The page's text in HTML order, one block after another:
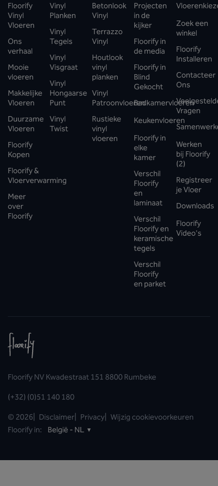
Floorify
Vinyl
Vloeren
Ons
verhaal
Mooie
vloeren
Makkelijke
Vloeren
Duurzame
Vloeren
Floorify
Kopen
Floorify &
Vloerverwarming
Meer
over
Floorify
Vinyl
Planken
Vinyl
Tegels
Vinyl
Visgraat
Vinyl
Hongaarse
Punt
Vinyl
Twist
Betonlook
Vinyl
Terrazzo
Vinyl
Houtlook
vinyl
planken
Vinyl
Patroonvloeren
Rustieke
vinyl
vloeren
Projecten
in de
kijker
Floorify in
de media
Floorify in
Blind
Gekocht
Badkamervloeren
Keukenvloeren
Floorify in
elke
kamer
Verschil
Floorify
en
laminaat
Verschil
Floorify en
keramische
tegels
Verschil
Floorify
en parket
Zoek een
winkel
Floorify
Installeren
Contacteer
Ons
Vragen
Werken
bij Floorify
(2)
Registreer
je Vloer
Downloads
Floorify
Video's
Floorify NV Kwadestraat 151 8800 Rumbeke
(+32) (0)51 140 180
© 2026 Disclaimer Privacy
Wijzig cookievoorkeuren
Floorify in:
België - NL ▼